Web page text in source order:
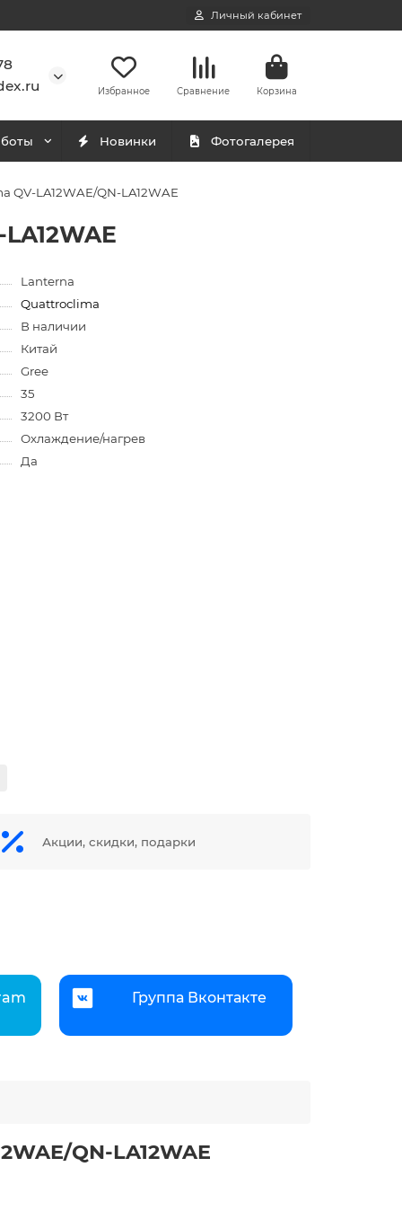
Личный кабинет
Избранное Сравнение Корзина
Новинки Фотогалерея
LA12WAE/QN-LA12WAE
Lanterna
Quattroclima
В наличии
Китай
Gree
35
3200 Вт
Охлаждение/нагрев
Да
Акции, скидки, подарки
Группа Вконтакте
QN-LA12WAE